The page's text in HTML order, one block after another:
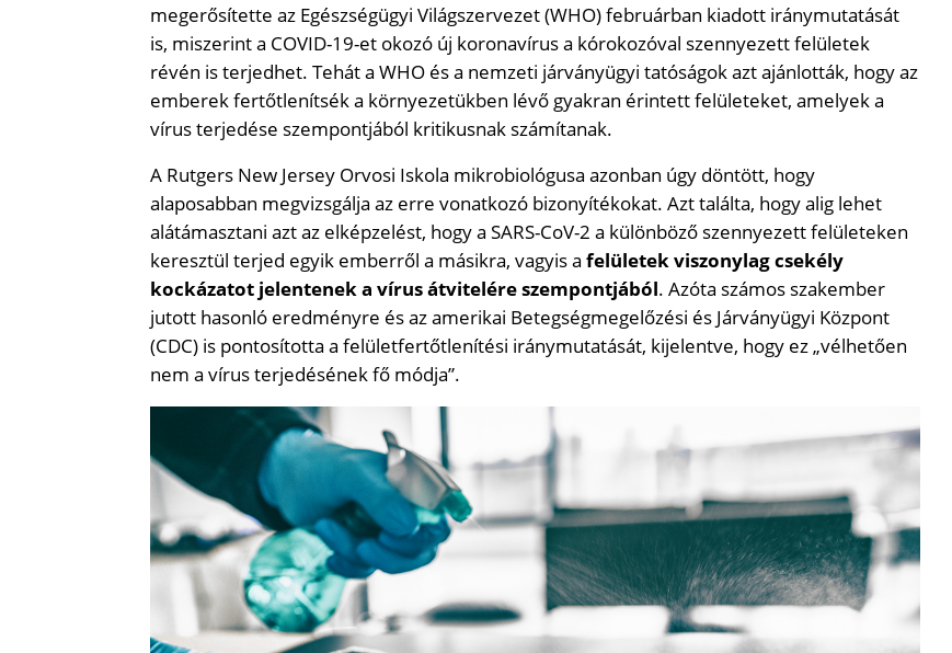
megerősítette az Egészségügyi Világszervezet (WHO) februárban kiadott iránymutatását
is, miszerint a COVID-19-et okozó új koronavírus a kórokozóval szennyezett felületek
révén is terjedhet. Tehát a WHO és a nemzeti járványügyi tatóságok azt ajánlották, hogy az
emberek fertőtlenítsék a környezetükben lévő gyakran érintett felületeket, amelyek a
vírus terjedése szempontjából kritikusnak számítanak.
A Rutgers New Jersey Orvosi Iskola mikrobiológusa azonban úgy döntött, hogy
alaposabban megvizsgálja az erre vonatkozó bizonyítékokat. Azt találta, hogy alig lehet
alátámasztani azt az elképzelést, hogy a SARS-CoV-2 a különböző szennyezett felületeken
keresztül terjed egyik emberről a másikra, vagyis a felületek viszonylag csekély
kockázatot jelentenek a vírus átvitelére szempontjából. Azóta számos szakember
jutott hasonló eredményre és az amerikai Betegségmegelőzési és Járványügyi Központ
(CDC) is pontosította a felületfertőtlenítési iránymutatását, kijelentve, hogy ez „vélhetően
nem a vírus terjedésének fő módja”.